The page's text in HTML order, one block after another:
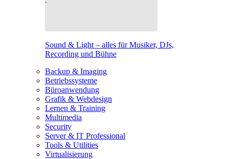
Sound & Light – alles für Musiker, DJs,
Recording und Bühne
Backup & Imaging
Betriebssysteme
Büroanwendung
Grafik & Webdesign
Lernen & Training
Multimedia
Security
Server & IT Professional
Tools & Utilities
Virtualisierung